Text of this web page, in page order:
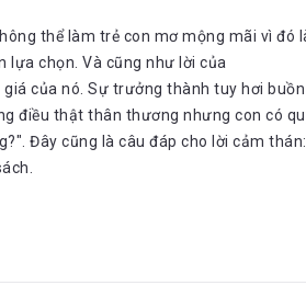
thể làm trẻ con mơ mộng mãi vì đó
lựa chọn. Và cũng như lời của
giá của nó. Sự trưởng thành tuy hơi buồn
điều thật thân thương nhưng con có
Đây cũng là câu đáp cho lời cảm thán: